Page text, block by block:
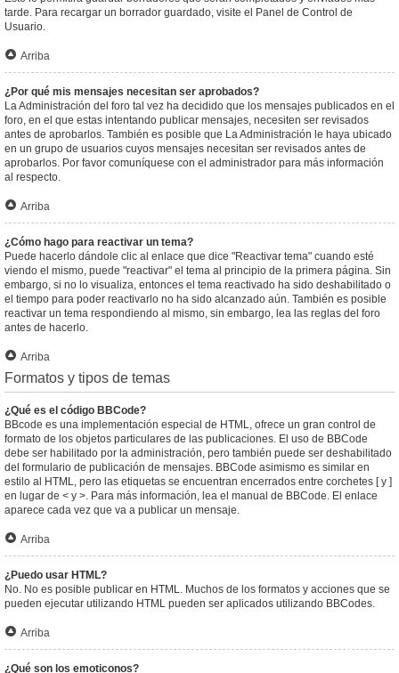
tarde. Para recargar un borrador guardado, visite el Panel de Control de
Usuario.
Arriba
¿Por qué mis mensajes necesitan ser aprobados?
La Administración del foro tal vez ha decidido que los mensajes publicados en el
foro, en el que estas intentando publicar mensajes, necesiten ser revisados
antes de aprobarlos. También es posible que La Administración le haya ubicado
en un grupo de usuarios cuyos mensajes necesitan ser revisados antes de
aprobarlos. Por favor comuníquese con el administrador para más información
al respecto.
Arriba
¿Cómo hago para reactivar un tema?
Puede hacerlo dándole clic al enlace que dice "Reactivar tema" cuando esté
viendo el mismo, puede "reactivar" el tema al principio de la primera página. Sin
embargo, si no lo visualiza, entonces el tema reactivado ha sido deshabilitado o
el tiempo para poder reactivarlo no ha sido alcanzado aún. También es posible
reactivar un tema respondiendo al mismo, sin embargo, lea las reglas del foro
antes de hacerlo.
Arriba
Formatos y tipos de temas
¿Qué es el código BBCode?
BBcode es una implementación especial de HTML, ofrece un gran control de
formato de los objetos particulares de las publicaciones. El uso de BBCode
debe ser habilitado por la administración, pero también puede ser deshabilitado
del formulario de publicación de mensajes. BBCode asimismo es similar en
estilo al HTML, pero las etiquetas se encuentran encerrados entre corchetes [ y ]
en lugar de < y >. Para más información, lea el manual de BBCode. El enlace
aparece cada vez que va a publicar un mensaje.
Arriba
¿Puedo usar HTML?
No. No es posible publicar en HTML. Muchos de los formatos y acciones que se
pueden ejecutar utilizando HTML pueden ser aplicados utilizando BBCodes.
Arriba
¿Qué son los emoticonos?